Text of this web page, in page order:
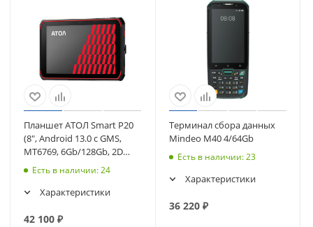
Планшет АТОЛ Smart P20
(8", Android 13.0 с GMS,
MT6769, 6Gb/128Gb, 2D
N6602-W2, Wi-Fi, BT (63258)
Есть в наличии: 24
Характеристики
42 100 ₽
Терминал сбора данных
Mindeo M40 4/64Gb
Есть в наличии: 23
Характеристики
36 220₽